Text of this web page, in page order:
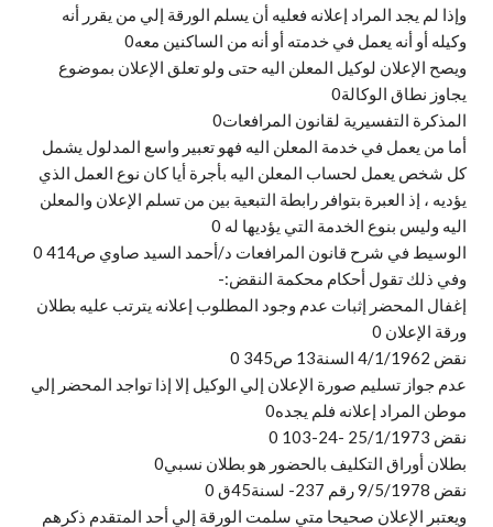
وإذا لم يجد المراد إعلانه فعليه أن يسلم الورقة إلي من يقرر أنه
وكيله أو أنه يعمل في خدمته أو أنه من الساكنين معه0
ويصح الإعلان لوكيل المعلن اليه حتى ولو تعلق الإعلان بموضوع
يجاوز نطاق الوكالة0
المذكرة التفسيرية لقانون المرافعات0
أما من يعمل في خدمة المعلن اليه فهو تعبير واسع المدلول يشمل
كل شخص يعمل لحساب المعلن اليه بأجرة أيا كان نوع العمل الذي
يؤديه ، إذ العبرة بتوافر رابطة التبعية بين من تسلم الإعلان والمعلن
اليه وليس بنوع الخدمة التي يؤديها له 0
الوسيط في شرح قانون المرافعات د/أحمد السيد صاوي ص414 0
وفي ذلك تقول أحكام محكمة النقض:-
إغفال المحضر إثبات عدم وجود المطلوب إعلانه يترتب عليه بطلان
ورقة الإعلان 0
نقض 4/1/1962 السنة13 ص345 0
عدم جواز تسليم صورة الإعلان إلي الوكيل إلا إذا تواجد المحضر إلي
موطن المراد إعلانه فلم يجده0
نقض 25/1/1973 -24-103 0
بطلان أوراق التكليف بالحضور هو بطلان نسبي0
نقض 9/5/1978 رقم 237- لسنة45ق 0
ويعتبر الإعلان صحيحا متي سلمت الورقة إلي أحد المتقدم ذكرهم